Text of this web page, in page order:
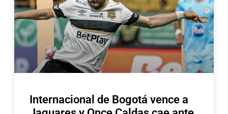
Internacional de Bogotá vence a